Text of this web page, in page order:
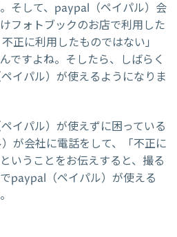
そして、paypal（ペイパル）会
フォトブックのお店で利用した
正に利用したものではない」
ですよね。そしたら、しばらく
イパル）が使えるようになりま
イパル）が使えずに困っている
が会社に電話をして、「不正に
いうことをお伝えすると、撮る
paypal（ペイパル）が使える